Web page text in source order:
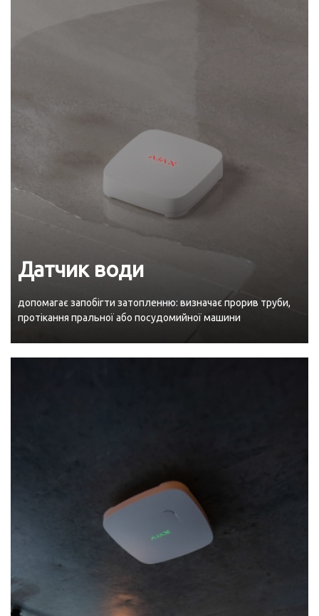
Датчик води
допомагає запобігти затопленню: визначає прорив труби,
протікання пральної або посудомийної машини